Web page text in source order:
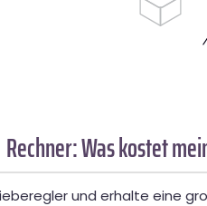
Rechner: Was kostet
und erhalte eine